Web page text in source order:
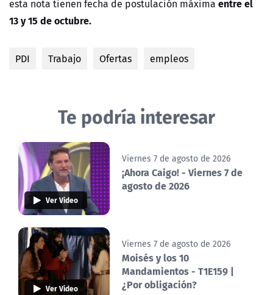
esta nota tienen fecha de postulación máxima entre el
13 y 15 de octubre.
PDI Trabajo Ofertas empleos
Te podría interesar
Ver Video
Viernes 7 de agosto de 2026
¡Ahora Caigo! - Viernes 7 de
agosto de 2026
Ver Video
Viernes 7 de agosto de 2026
Moisés y los 10
Mandamientos - T1E159 |
¿Por obligación?